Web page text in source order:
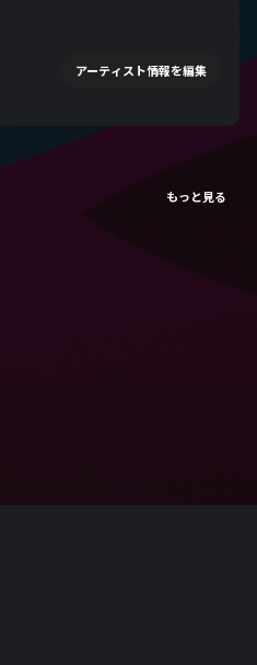
アーティスト情報を編集